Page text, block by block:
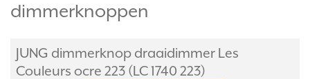
dimmerknoppen
JUNG dimmerknop draaidimmer Les
Couleurs ocre 223 (LC 1740 223)